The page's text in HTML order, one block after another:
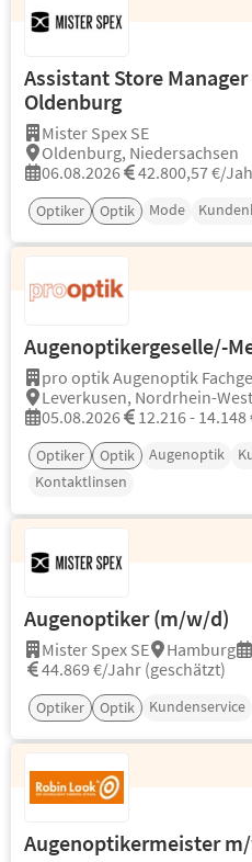
Assistant Store
Oldenburg
Mister Spex SE
Oldenburg, Niedersachsen
06.08.2026
42.800,57 €/
Optiker Optik Mode
Augenoptikergeselle/-
pro optik Augenoptik
Leverkusen, Nordrhein-
05.08.2026
12.216 -
Optiker Optik Augenoptik
Kontaktlinsen
Augenoptiker (m/w/d)
Mister Spex SE Hamburg
44.869 €/Jahr (geschätzt)
Optiker Optik Kundenservice
Augenoptikermeister